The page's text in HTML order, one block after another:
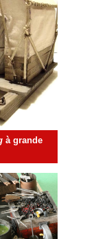
à grande